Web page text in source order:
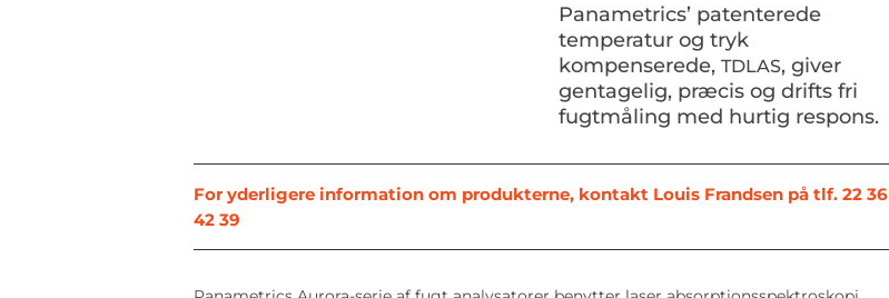
Panametrics’ patenterede
temperatur og tryk
kompenserede, TDLAS, giver
gentagelig, præcis og drifts fri
fugtmåling med hurtig respons.
For yderligere information om produkterne, kontakt Louis Frandsen på tlf. 22 36
42 39